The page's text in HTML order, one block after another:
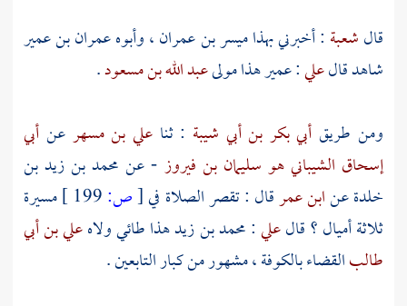
قالشعبة : أخبرني بهذاميسر بن عمران، وأبوهعمران بن عمير
شاهد قالعلي:عميرهذا مولىعبد الله بن مسعود.
ومن طريق أبي بكر بن أبي شيبة : ثناعلي بن مسهرعن أبي
إسحاق الشيباني هو سليمان بن فيروز - عن محمد بن زيد بن
خلدةعنابن عمرقال : تقصر الصلاة في[ص:
مسيرة
ثلاثة أميال ؟ قالعلي: محمد بن زيد هذا طائي ولاهعلي بن أبي
طالبالقضاءبالكوفة، مشهور من كبار التابعين .